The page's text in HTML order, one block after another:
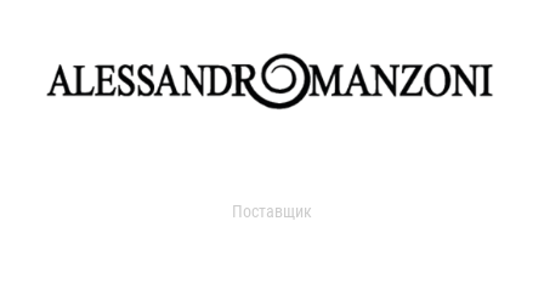
Поставщик